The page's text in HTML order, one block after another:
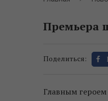
Премьера
Поделиться:
Главным